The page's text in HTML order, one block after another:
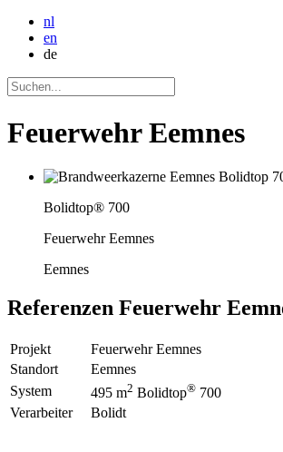
nl
en
de
Feuerwehr Eemnes
Bolidtop® 700
Feuerwehr Eemnes
Eemnes
Referenzen Feuerwehr
Projekt
Feuerwehr Eemnes
Standort
Eemnes
System
495 m2 Bolidtop® 700
Verarbeiter
Bolidt